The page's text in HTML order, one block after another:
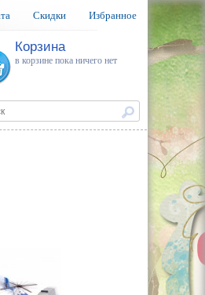
Скидки Избранное
Корзина
в корзине пока ничего нет